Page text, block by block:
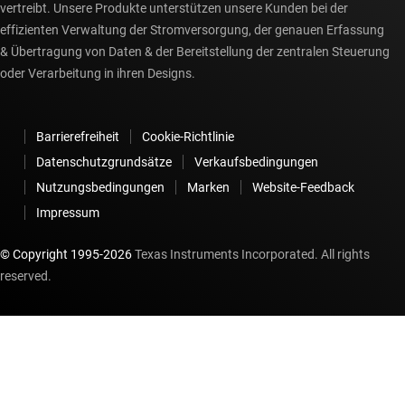
vertreibt. Unsere Produkte unterstützen unsere Kunden bei der
effizienten Verwaltung der Stromversorgung, der genauen Erfassung
& Übertragung von Daten & der Bereitstellung der zentralen Steuerung
oder Verarbeitung in ihren Designs.
Barrierefreiheit
Cookie-Richtlinie
Datenschutzgrundsätze
Verkaufsbedingungen
Nutzungsbedingungen
Marken
Website-Feedback
Impressum
© Copyright 1995-2026Texas Instruments Incorporated. All rights
reserved.